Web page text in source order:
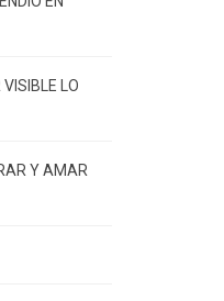
LO
Y AMAR